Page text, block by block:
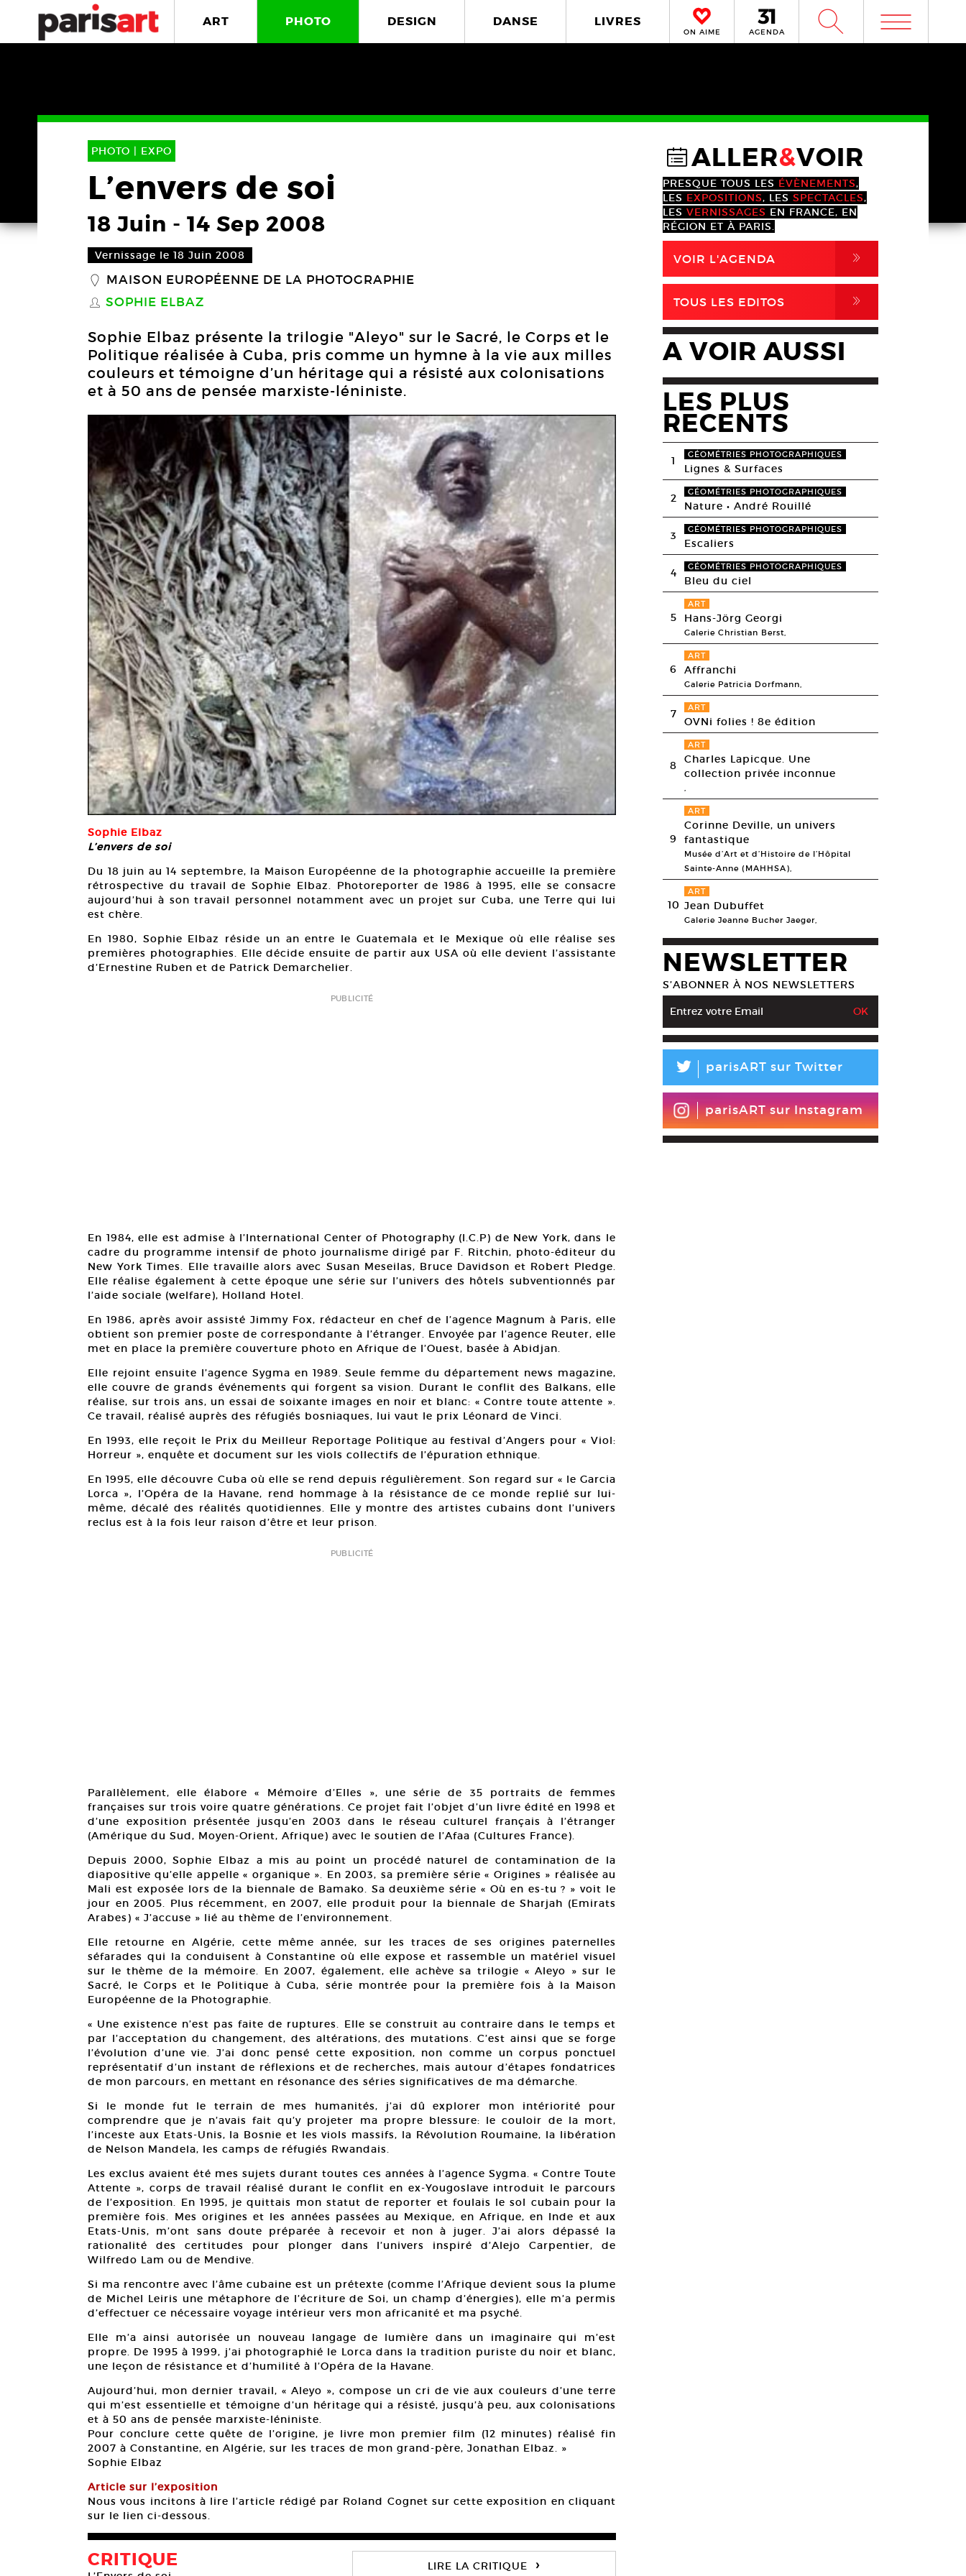
ART PHOTO DESIGN DANSE LIVRES
ON AIME AGENDA W m
PHOTO | EXPO
L’envers de soi
18 Juin - 14 Sep 2008
Vernissage le 18 Juin 2008
_ MAISON EUROPÉENNE DE LA PHOTOGRAPHIE
S SOPHIE ELBAZ
Sophie Elbaz présente la trilogie "Aleyo" sur le Sacré, le Corps et le
Politique réalisée à Cuba, pris comme un hymne à la vie aux milles
couleurs et témoigne d’un héritage qui a résisté aux colonisations
et à 50 ans de pensée marxiste-léniniste.
Sophie Elbaz
L’envers de soi
Du 18 juin au 14 septembre, la Maison Européenne de la photographie accueille la première
rétrospective du travail de Sophie Elbaz. Photoreporter de 1986 à 1995, elle se consacre
aujourd’hui à son travail personnel notamment avec un projet sur Cuba, une Terre qui lui
est chère.
En 1980, Sophie Elbaz réside un an entre le Guatemala et le Mexique où elle réalise ses
premières photographies. Elle décide ensuite de partir aux USA où elle devient l’assistante
d’Ernestine Ruben et de Patrick Demarchelier.
PUBLICITÉ
En 1984, elle est admise à l’International Center of Photography (I.C.P) de New York, dans le
cadre du programme intensif de photo journalisme dirigé par F. Ritchin, photo-éditeur du
New York Times. Elle travaille alors avec Susan Meseilas, Bruce Davidson et Robert Pledge.
Elle réalise également à cette époque une série sur l’univers des hôtels subventionnés par
l’aide sociale (welfare), Holland Hotel.
En 1986, après avoir assisté Jimmy Fox, rédacteur en chef de l’agence Magnum à Paris, elle
obtient son premier poste de correspondante à l’étranger. Envoyée par l’agence Reuter, elle
met en place la première couverture photo en Afrique de l’Ouest, basée à Abidjan.
Elle rejoint ensuite l’agence Sygma en 1989. Seule femme du département news magazine,
elle couvre de grands événements qui forgent sa vision. Durant le conflit des Balkans, elle
réalise, sur trois ans, un essai de soixante images en noir et blanc: « Contre toute attente ».
Ce travail, réalisé auprès des réfugiés bosniaques, lui vaut le prix Léonard de Vinci.
En 1993, elle reçoit le Prix du Meilleur Reportage Politique au festival d’Angers pour « Viol:
Horreur », enquête et document sur les viols collectifs de l’épuration ethnique.
En 1995, elle découvre Cuba où elle se rend depuis régulièrement. Son regard sur « le Garcia
Lorca », l’Opéra de la Havane, rend hommage à la résistance de ce monde replié sur lui-
même, décalé des réalités quotidiennes. Elle y montre des artistes cubains dont l’univers
reclus est à la fois leur raison d’être et leur prison.
PUBLICITÉ
Parallèlement, elle élabore « Mémoire d’Elles », une série de 35 portraits de femmes
françaises sur trois voire quatre générations. Ce projet fait l’objet d’un livre édité en 1998 et
d’une exposition présentée jusqu’en 2003 dans le réseau culturel français à l’étranger
(Amérique du Sud, Moyen-Orient, Afrique) avec le soutien de l’Afaa (Cultures France).
Depuis 2000, Sophie Elbaz a mis au point un procédé naturel de contamination de la
diapositive qu’elle appelle « organique ». En 2003, sa première série « Origines » réalisée au
Mali est exposée lors de la biennale de Bamako. Sa deuxième série « Où en es-tu ? » voit le
jour en 2005. Plus récemment, en 2007, elle produit pour la biennale de Sharjah (Emirats
Arabes) « J’accuse » lié au thème de l’environnement.
Elle retourne en Algérie, cette même année, sur les traces de ses origines paternelles
séfarades qui la conduisent à Constantine où elle expose et rassemble un matériel visuel
sur le thème de la mémoire. En 2007, également, elle achève sa trilogie « Aleyo » sur le
Sacré, le Corps et le Politique à Cuba, série montrée pour la première fois à la Maison
Européenne de la Photographie.
« Une existence n’est pas faite de ruptures. Elle se construit au contraire dans le temps et
par l’acceptation du changement, des altérations, des mutations. C’est ainsi que se forge
l’évolution d’une vie. J’ai donc pensé cette exposition, non comme un corpus ponctuel
représentatif d’un instant de réflexions et de recherches, mais autour d’étapes fondatrices
de mon parcours, en mettant en résonance des séries significatives de ma démarche.
Si le monde fut le terrain de mes humanités, j’ai dû explorer mon intériorité pour
comprendre que je n’avais fait qu’y projeter ma propre blessure: le couloir de la mort,
l’inceste aux Etats-Unis, la Bosnie et les viols massifs, la Révolution Roumaine, la libération
de Nelson Mandela, les camps de réfugiés Rwandais.
Les exclus avaient été mes sujets durant toutes ces années à l’agence Sygma. « Contre Toute
Attente », corps de travail réalisé durant le conflit en ex-Yougoslave introduit le parcours
de l’exposition. En 1995, je quittais mon statut de reporter et foulais le sol cubain pour la
première fois. Mes origines et les années passées au Mexique, en Afrique, en Inde et aux
Etats-Unis, m’ont sans doute préparée à recevoir et non à juger. J’ai alors dépassé la
rationalité des certitudes pour plonger dans l’univers inspiré d’Alejo Carpentier, de
Wilfredo Lam ou de Mendive.
Si ma rencontre avec l’âme cubaine est un prétexte (comme l’Afrique devient sous la plume
de Michel Leiris une métaphore de l’écriture de Soi, un champ d’énergies), elle m’a permis
d’effectuer ce nécessaire voyage intérieur vers mon africanité et ma psyché.
Elle m’a ainsi autorisée un nouveau langage de lumière dans un imaginaire qui m’est
propre. De 1995 à 1999, j’ai photographié le Lorca dans la tradition puriste du noir et blanc,
une leçon de résistance et d’humilité à l’Opéra de la Havane.
Aujourd’hui, mon dernier travail, « Aleyo », compose un cri de vie aux couleurs d’une terre
qui m’est essentielle et témoigne d’un héritage qui a résisté, jusqu’à peu, aux colonisations
et à 50 ans de pensée marxiste-léniniste.
Pour conclure cette quête de l’origine, je livre mon premier film (12 minutes) réalisé fin
2007 à Constantine, en Algérie, sur les traces de mon grand-père, Jonathan Elbaz. »
Sophie Elbaz
Article sur l’exposition
Nous vous incitons à lire l’article rédigé par Roland Cognet sur cette exposition en cliquant
sur le lien ci-dessous.
CRITIQUE LIRE LA CRITIQUE ›
@ALLER&VOIR
PRESQUE TOUS LES ÉVÈNEMENTS,
LES EXPOSITIONS, LES SPECTACLES,
LES VERNISSAGES EN FRANCE, EN
RÉGION ET À PARIS.
VOIR L'AGENDA ,
TOUS LES EDITOS ,
A VOIR AUSSI
LES PLUS
RECENTS
1 GÉOMÉTRIES PHOTOGRAPHIQUES
Lignes & Surfaces
2 GÉOMÉTRIES PHOTOGRAPHIQUES
Nature • André Rouillé
3 GÉOMÉTRIES PHOTOGRAPHIQUES
Escaliers
4 GÉOMÉTRIES PHOTOGRAPHIQUES
Bleu du ciel
5
ART
Hans-Jörg Georgi
Galerie Christian Berst,
6
ART
Affranchi
Galerie Patricia Dorfmann,
7 ART
OVNi folies ! 8e édition
8
ART
Charles Lapicque. Une
collection privée inconnue
,
9
ART
Corinne Deville, un univers
fantastique
Musée d’Art et d’Histoire de l’Hôpital
Sainte-Anne (MAHHSA),
10
ART
Jean Dubuffet
Galerie Jeanne Bucher Jaeger,
NEWSLETTER
S’ABONNER À NOS NEWSLETTERS
L parisART sur Twitter
parisART sur Instagram